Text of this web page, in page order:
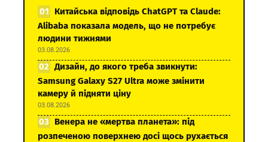
Китайська відповідь ChatGPT та Claude:
Alibaba показала модель, що не потребує
людини тижнями
03.08.2026
Дизайн, до якого треба звикнути:
Samsung Galaxy S27 Ultra може змінити
камеру й підняти ціну
03.08.2026
Венера не «мертва планета»: під
розпеченою поверхнею досі щось рухається